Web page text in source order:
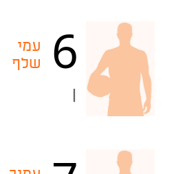
6
עמי
שלף